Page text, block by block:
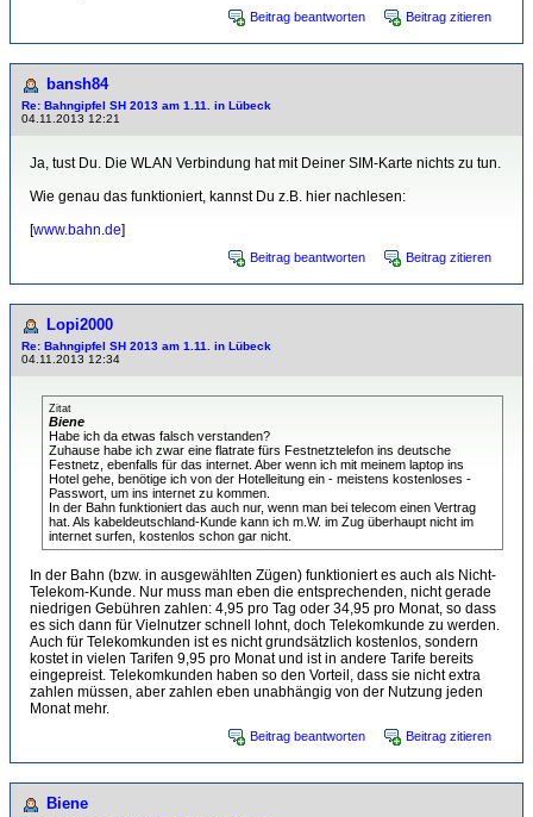
Beitrag beantworten Beitrag zitieren
bansh84
Re: Bahngipfel SH 2013 am 1.11. in Lübeck
04.11.2013 12:21
Ja, tust Du. Die WLAN Verbindung hat mit Deiner SIM-Karte nichts zu tun.
Wie genau das funktioniert, kannst Du z.B. hier nachlesen:
[www.bahn.de]
Beitrag beantworten Beitrag zitieren
Lopi2000
Re: Bahngipfel SH 2013 am 1.11. in Lübeck
04.11.2013 12:34
Zitat
Biene
Habe ich da etwas falsch verstanden?
Zuhause habe ich zwar eine flatrate fürs Festnetztelefon ins deutsche
Festnetz, ebenfalls für das internet. Aber wenn ich mit meinem laptop ins
Hotel gehe, benötige ich von der Hotelleitung ein - meistens kostenloses -
Passwort, um ins internet zu kommen.
In der Bahn funktioniert das auch nur, wenn man bei telecom einen Vertrag
hat. Als kabeldeutschland-Kunde kann ich m.W. im Zug überhaupt nicht im
internet surfen, kostenlos schon gar nicht.
In der Bahn (bzw. in ausgewählten Zügen) funktioniert es auch als Nicht-
Telekom-Kunde. Nur muss man eben die entsprechenden, nicht gerade
niedrigen Gebühren zahlen: 4,95 pro Tag oder 34,95 pro Monat, so dass
es sich dann für Vielnutzer schnell lohnt, doch Telekomkunde zu werden.
Auch für Telekomkunden ist es nicht grundsätzlich kostenlos, sondern
kostet in vielen Tarifen 9,95 pro Monat und ist in andere Tarife bereits
eingepreist. Telekomkunden haben so den Vorteil, dass sie nicht extra
zahlen müssen, aber zahlen eben unabhängig von der Nutzung jeden
Monat mehr.
Beitrag beantworten Beitrag zitieren
Biene